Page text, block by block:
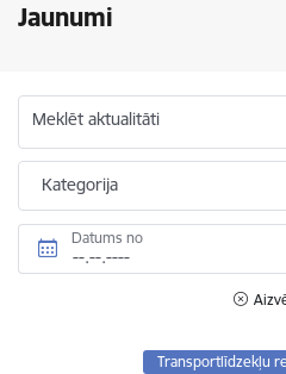
Jaunumi
Meklēt aktualitāti
Kategorija
Datums no
Transportlīdzekļu